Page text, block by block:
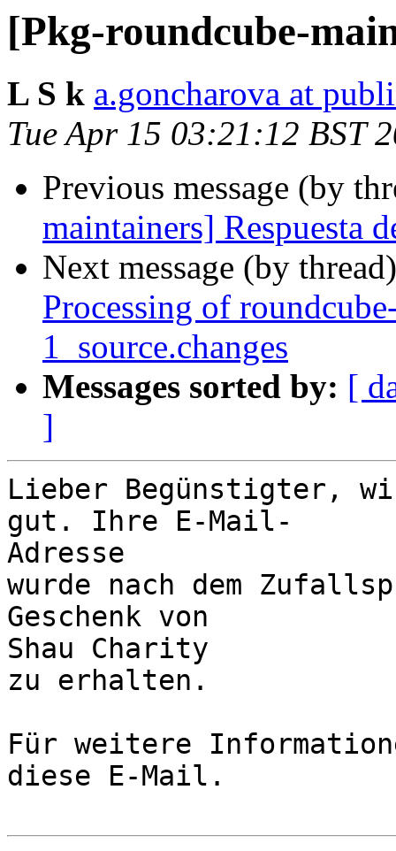
[Pkg-roundcube-
L S k a.goncharova at
Tue Apr 15 03:21:12 BST
Previous message (by
maintainers] Respuesta
Next message (by
Processing of
1_source.changes
Messages sorted by: [
]
Lieber Begünstigter,
gut. Ihre E-Mail-
Adresse
wurde nach dem
Geschenk von
Shau Charity
zu erhalten.
Für weitere
diese E-Mail.